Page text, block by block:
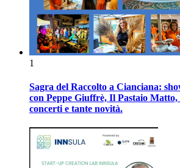
1
Sagra del Raccolto a Cianciana:
con Peppe Giuffrè, Il Pastaio
concerti e tante novità.